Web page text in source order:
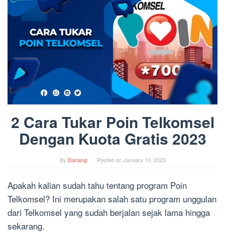
2 Cara Tukar Poin Telkomsel
Dengan Kuota Gratis 2023
By Danang Posted onJanuary 10, 2023
Apakah kalian sudah tahu tentang program Poin
Telkomsel? Ini merupakan salah satu program unggulan
dari Telkomsel yang sudah berjalan sejak lama hingga
sekarang.